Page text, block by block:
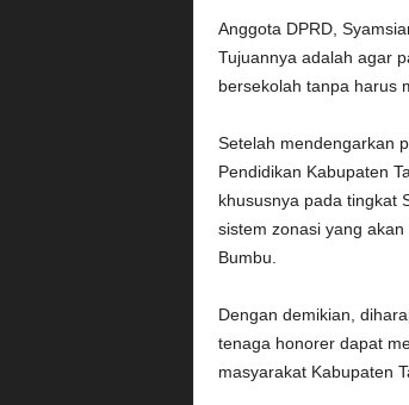
Anggota DPRD,
Tujuannya adalah agar
bersekolah tanpa harus
Setelah mendengarkan
Pendidikan Kabupaten
khususnya pada tingkat
sistem zonasi yang
Bumbu.
Dengan demikian,
tenaga honorer dapat
masyarakat Kabupaten